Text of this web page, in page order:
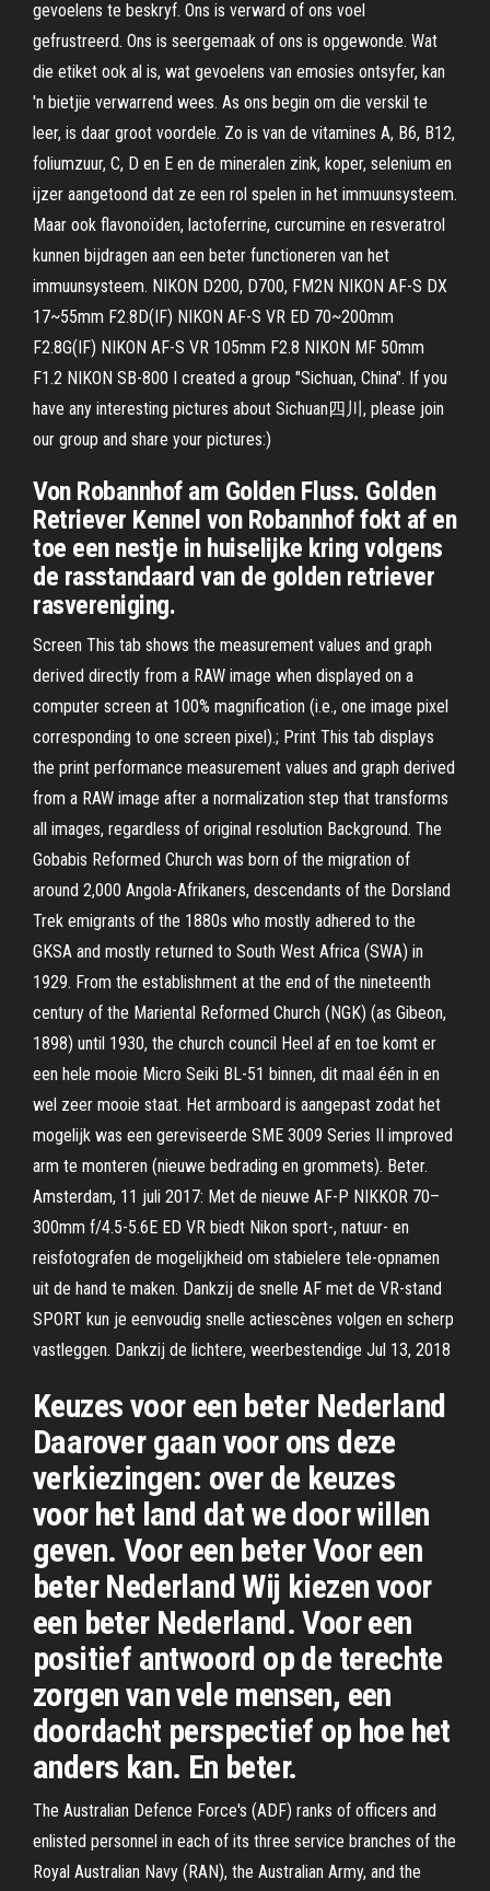
gevoelens te beskryf. Ons is verward of ons voel
gefrustreerd. Ons is seergemaak of ons is opgewonde. Wat
die etiket ook al is, wat gevoelens van emosies ontsyfer, kan
'n bietjie verwarrend wees. As ons begin om die verskil te
leer, is daar groot voordele. Zo is van de vitamines A, B6, B12,
foliumzuur, C, D en E en de mineralen zink, koper, selenium en
ijzer aangetoond dat ze een rol spelen in het immuunsysteem.
Maar ook flavonoïden, lactoferrine, curcumine en resveratrol
kunnen bijdragen aan een beter functioneren van het
immuunsysteem. NIKON D200, D700, FM2N NIKON AF-S DX
17~55mm F2.8D(IF) NIKON AF-S VR ED 70~200mm
F2.8G(IF) NIKON AF-S VR 105mm F2.8 NIKON MF 50mm
F1.2 NIKON SB-800 I created a group "Sichuan, China". If you
have any interesting pictures about Sichuan四川, please join
our group and share your pictures:)
Von Robannhof am Golden Fluss. Golden
Retriever Kennel von Robannhof fokt af en
toe een nestje in huiselijke kring volgens
de rasstandaard van de golden retriever
rasvereniging.
Screen This tab shows the measurement values and graph
derived directly from a RAW image when displayed on a
computer screen at 100% magnification (i.e., one image pixel
corresponding to one screen pixel).; Print This tab displays
the print performance measurement values and graph derived
from a RAW image after a normalization step that transforms
all images, regardless of original resolution Background. The
Gobabis Reformed Church was born of the migration of
around 2,000 Angola-Afrikaners, descendants of the Dorsland
Trek emigrants of the 1880s who mostly adhered to the
GKSA and mostly returned to South West Africa (SWA) in
1929. From the establishment at the end of the nineteenth
century of the Mariental Reformed Church (NGK) (as Gibeon,
1898) until 1930, the church council Heel af en toe komt er
een hele mooie Micro Seiki BL-51 binnen, dit maal één in en
wel zeer mooie staat. Het armboard is aangepast zodat het
mogelijk was een gereviseerde SME 3009 Series II improved
arm te monteren (nieuwe bedrading en grommets). Beter.
Amsterdam, 11 juli 2017: Met de nieuwe AF-P NIKKOR 70–
300mm f/4.5-5.6E ED VR biedt Nikon sport-, natuur- en
reisfotografen de mogelijkheid om stabielere tele-opnamen
uit de hand te maken. Dankzij de snelle AF met de VR-stand
SPORT kun je eenvoudig snelle actiescènes volgen en scherp
vastleggen. Dankzij de lichtere, weerbestendige Jul 13, 2018
Keuzes voor een beter Nederland
Daarover gaan voor ons deze
verkiezingen: over de keuzes
voor het land dat we door willen
geven. Voor een beter Voor een
beter Nederland Wij kiezen voor
een beter Nederland. Voor een
positief antwoord op de terechte
zorgen van vele mensen, een
doordacht perspectief op hoe het
anders kan. En beter.
The Australian Defence Force's (ADF) ranks of officers and
enlisted personnel in each of its three service branches of the
Royal Australian Navy (RAN), the Australian Army, and the